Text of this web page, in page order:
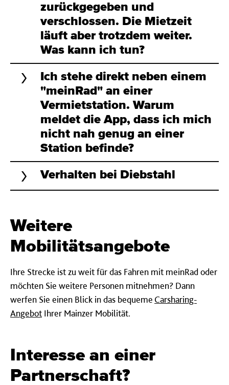
zurückgegeben und
verschlossen. Die Mietzeit
läuft aber trotzdem weiter.
Was kann ich tun?
Ich stehe direkt neben einem
"meinRad" an einer
Vermietstation. Warum
meldet die App, dass ich mich
nicht nah genug an einer
Station befinde?
Verhalten bei Diebstahl
Weitere
Mobilitätsangebote
Ihre Strecke ist zu weit für das Fahren mit meinRad oder
möchten Sie weitere Personen mitnehmen? Dann
werfen Sie einen Blick in das bequeme Carsharing-
Angebot Ihrer Mainzer Mobilität.
Interesse an einer
Partnerschaft?